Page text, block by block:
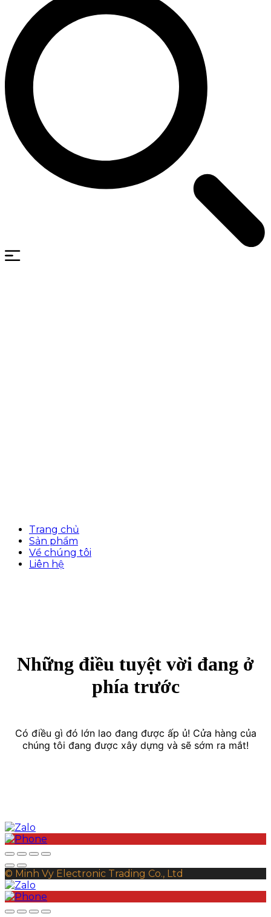
Trang chủ
Sản phẩm
Về chúng tôi
Liên hệ
Những điều tuyệt vời đang ở
phía trước
Có điều gì đó lớn lao đang được ấp ủ! Cửa hàng của
chúng tôi đang được xây dựng và sẽ sớm ra mắt!
© Minh Vy Electronic Trading Co., Ltd